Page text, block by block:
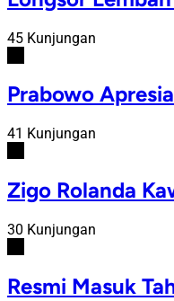
45 Kunjungan
Prabowo
41 Kunjungan
Zigo Rolanda
30 Kunjungan
Resmi Masuk